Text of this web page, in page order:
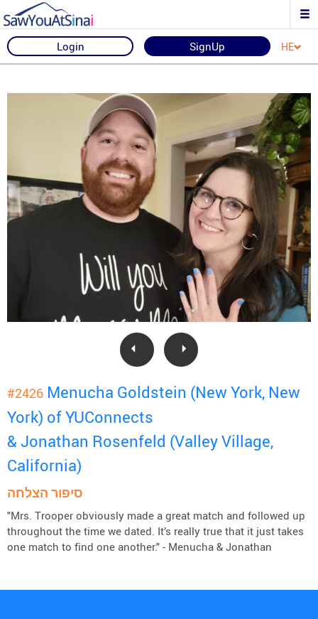
Login SignUp HE
#2426 Menucha Goldstein (New York, New
York) of YUConnects
& Jonathan Rosenfeld (Valley Village,
California)
סיפור הצלחה
"Mrs. Trooper obviously made a great match and followed up
throughout the time we dated. It’s really true that it just takes
one match to find one another." - Menucha & Jonathan